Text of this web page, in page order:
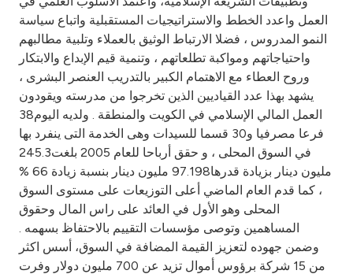
العمل واعدد الخطط والاستراتيجيات المستقبلية واتباع سياسة
النمو المدروس ، فضلا الارتباط الوثيق بالعملاء وتلبية مطالبهم
واحتياجاتهم ومواكبة تطلعاتهم ، وتنمية قيم الإبداع والابتكار
وروح العطاء مع الاهتمام الكبير بالتدريب العنصر البشرى ،
يشهد بهذا عدد القياديين الذين تخرجوا من مدرسته ويقودون
العمل المالي الإسلامي في الكويت والمنطقة . ولديه اليوم38
فرعا مصرفيا و30 قسما للسيدات وهى الخدمة التى ينفرد بها
في السوق المحلى ، و حقق أرباحا للعام 2005 بلغت245.3
مليون دينار بزيادة قدرها97.198 مليون دينار بنسبة زيادة 66 %
، كما قدم العام الماضي أعلى التوزيعات على مستوى السوق
المحلى وهو الأول في العائد على راس المال وحقوق
المساهمين وتوصى مؤسسات التقييم بالاحتفاظ بسهمه .
وضمن جهوده لتعزيز القيمة المضافة في السوق، أسس اكثر
من 15 شركة برؤوس أموال تزيد عن 700 مليون دولار وفرت